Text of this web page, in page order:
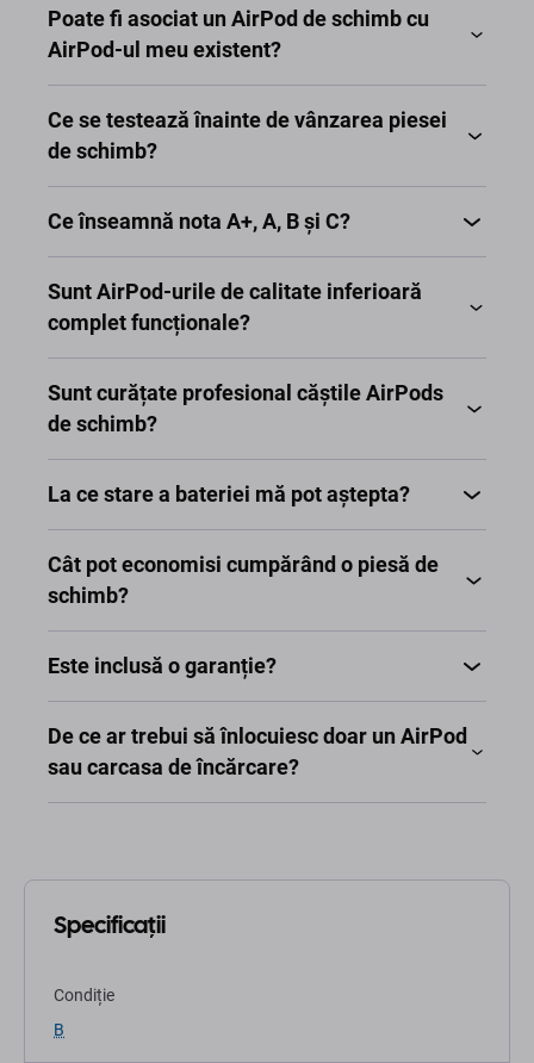
Poate fi asociat un AirPod de schimb cu
AirPod-ul meu existent?
Ce se testează înainte de vânzarea piesei
de schimb?
Ce înseamnă nota A+, A, B și C?
Sunt AirPod-urile de calitate inferioară
complet funcționale?
Sunt curățate profesional căștile AirPods
de schimb?
La ce stare a bateriei mă pot aștepta?
Cât pot economisi cumpărând o piesă de
schimb?
Este inclusă o garanție?
De ce ar trebui să înlocuiesc doar un AirPod
sau carcasa de încărcare?
Specificații
Condiție
B